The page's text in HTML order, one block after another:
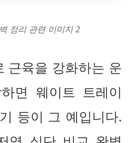
정리 관련 이미지 2
근육을 강화하는 운
면 웨이트 트레이
등이 그 예입니다.